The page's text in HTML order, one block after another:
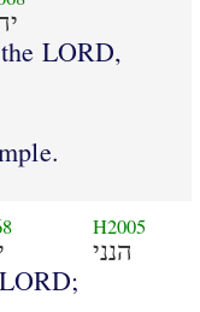
LORD,
H2005
הנני